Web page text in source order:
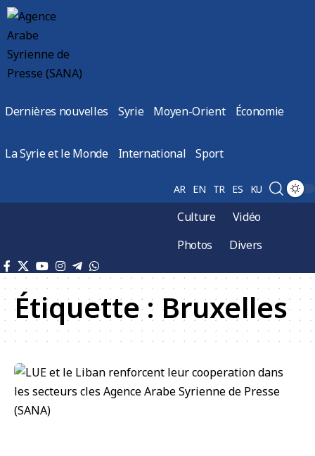
Dernières nouvelles Syrie Moyen-Orient Économie
La Syrie et le Monde International Sport
AR EN TR ES KU
Culture
Vidéo
Photos
Divers
Étiquette : Bruxelles